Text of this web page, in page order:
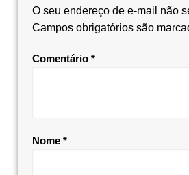
O seu endereço de e-mail não
Campos obrigatórios são
Comentário *
Nome *